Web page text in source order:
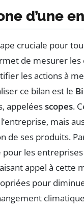
d’une
cruciale pour
de mesurer les
les actions à
ce bilan est le
appeléesscopes.
mais
de ses produits.
pour les
appel à
pour